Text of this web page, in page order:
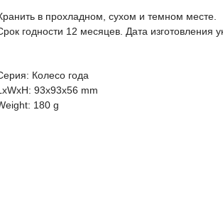
в прохладном, сухом и темном месте.
годности 12 месяцев. Дата изготовления
Колесо года
93x93x56 mm
180 g